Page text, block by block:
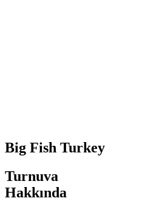
Big Fish Turkey
Turnuva
Hakkında